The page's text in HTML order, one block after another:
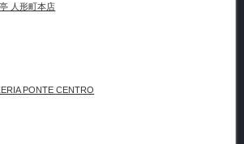
人形町本店
PONTE CENTRO